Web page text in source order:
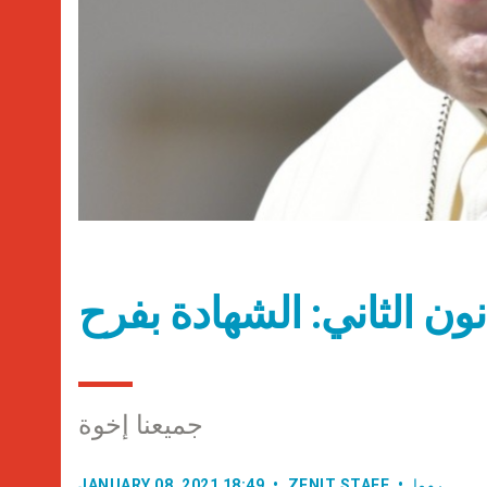
جميعنا إخوة